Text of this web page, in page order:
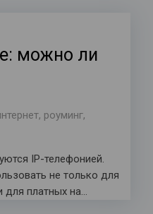
можно ли
, роуминг,
IP-телефонией.
не только для
для платных на…